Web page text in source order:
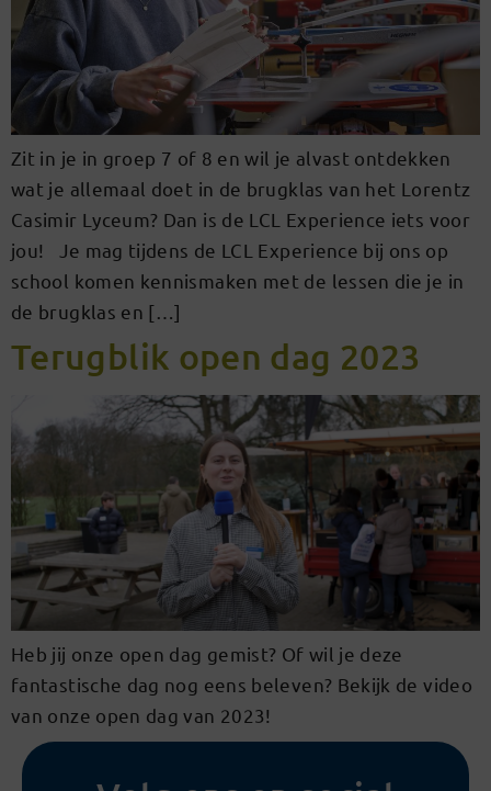
Zit in je in groep 7 of 8 en wil je alvast ontdekken
wat je allemaal doet in de brugklas van het Lorentz
Casimir Lyceum? Dan is de LCL Experience iets voor
jou! Je mag tijdens de LCL Experience bij ons op
school komen kennismaken met de lessen die je in
de brugklas en […]
Terugblik open dag 2023
Heb jij onze open dag gemist? Of wil je deze
fantastische dag nog eens beleven? Bekijk de video
van onze open dag van 2023!